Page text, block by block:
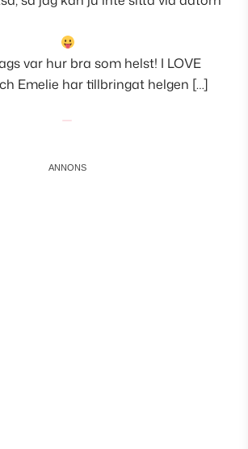
var hur bra som helst! I LOVE
Emelie har tillbringat helgen […]